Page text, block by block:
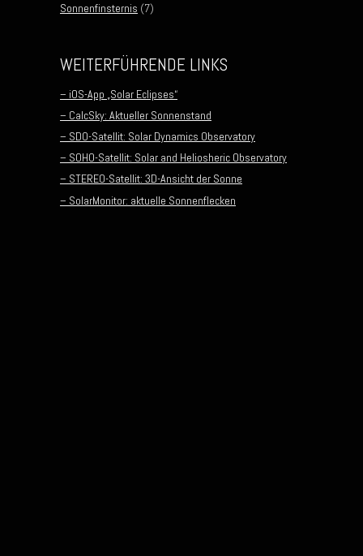
Sonnenfinsternis (7)
WEITERFÜHRENDE LINKS
– iOS-App „Solar Eclipses“
– CalcSky: Aktueller Sonnenstand
– SDO-Satellit: Solar Dynamics Observatory
– SOHO-Satellit: Solar and Heliosheric Observatory
– STEREO-Satellit: 3D-Ansicht der Sonne
– SolarMonitor: aktuelle Sonnenflecken